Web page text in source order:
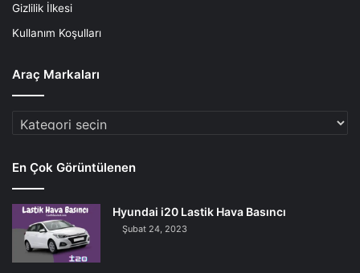
Gizlilik İlkesi
Kullanım Koşulları
Araç Markaları
Araç
Markaları
En Çok Görüntülenen
Hyundai i20 Lastik Hava Basıncı
Şubat 24, 2023